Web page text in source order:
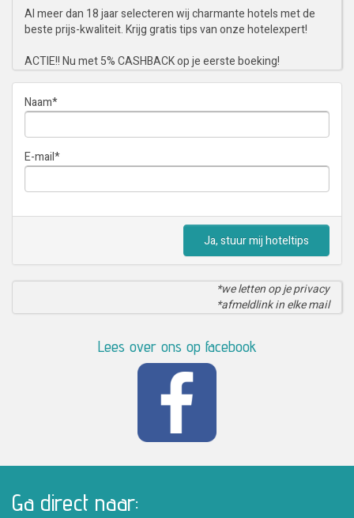
Al meer dan 18 jaar selecteren wij charmante hotels met de
beste prijs-kwaliteit. Krijg gratis tips van onze hotelexpert!
ACTIE!! Nu met 5% CASHBACK op je eerste boeking!
Naam*
E-mail*
Ja, stuur mij hoteltips
*we letten op je privacy
*afmeldlink in elke mail
Lees over ons op facebook
Ga direct naar: